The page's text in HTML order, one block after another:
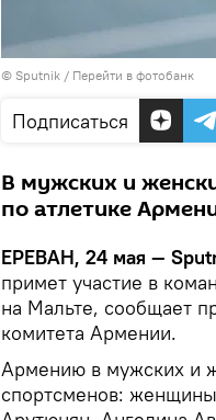
© Sputnik / Перейти в фотобанк
Подписаться
В мужских и
по атлетике
ЕРЕВАН, 24 мая —
примет участие в
на Мальте, сообщает
комитета Армении.
Армению в мужских и
спортсменов: